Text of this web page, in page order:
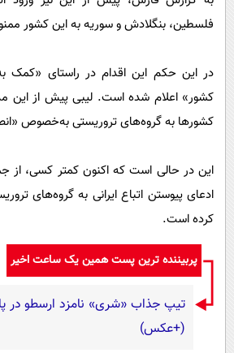
محیط زیست
فناوری و It
اخبار کریپتو
قرآن
سرگرمی
باشگاه مغز
مجله تصویری سلاح
فیلم
اقتصاد
ورزش
سرگرمی
حوادث
محیط زیست
عصر ایران 2
خواندنی ها و دیدنی ها
پیامک
آشپزی
دانلود
آموزش زبان
فلسطین، بنگلادش و سوریه به این کشور
در این حکم این اقدام در راستای «کمک
کشور» اعلام شده است. لیبی پیش از این
کشورها به گروه‌های تروریستی به‌خصوص
این در حالی است که اکنون کمتر کسی، از
ادعای پیوستن اتباع ایرانی به گروه‌های
کرده است.
پربیننده ترین پست همین یک ساعت اخیر
(+عکس)